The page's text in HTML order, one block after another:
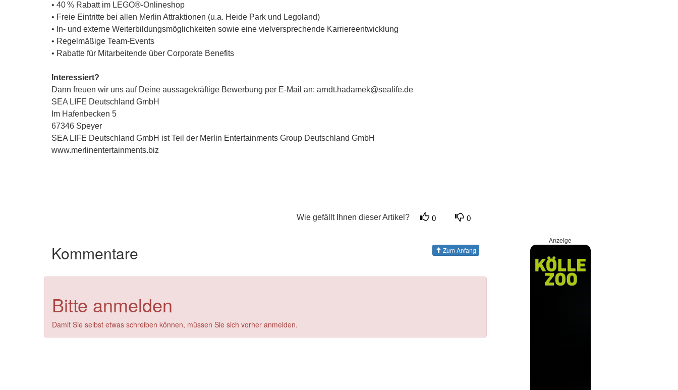
• 40 % Rabatt im LEGO®-Onlineshop
• Freie Eintritte bei allen Merlin Attraktionen (u.a. Heide Park und Legoland)
• In- und externe Weiterbildungsmöglichkeiten sowie eine vielversprechende Karriereentwicklung
• Regelmäßige Team-Events
• Rabatte für Mitarbeitende über Corporate Benefits
Interessiert?
Dann freuen wir uns auf Deine aussagekräftige Bewerbung per E-Mail an: arndt.hadamek@sealife.de
SEA LIFE Deutschland GmbH
Im Hafenbecken 5
67346 Speyer
SEA LIFE Deutschland GmbH ist Teil der Merlin Entertainments Group Deutschland GmbH
www.merlinentertainments.biz
Wie gefällt Ihnen dieser Artikel? 0 0
Kommentare Zum Anfang
Bitte anmelden
Damit Sie selbst etwas schreiben können, müssen Sie sich vorher anmelden.
Anzeige